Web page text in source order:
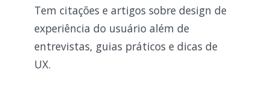
Tem citações e artigos sobre design de
experiência do usuário além de
entrevistas, guias práticos e dicas de
UX.